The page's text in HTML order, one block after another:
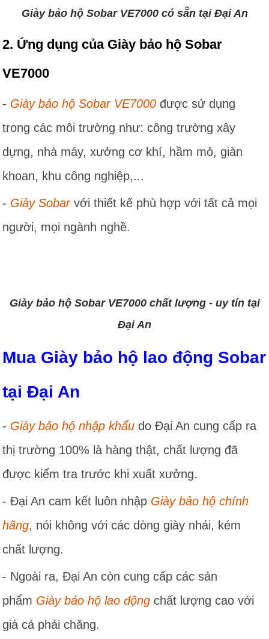
Giày bảo hộ Sobar VE7000 có sẵn tại Đại An
2. Ứng dụng của Giày bảo hộ Sobar
VE7000
- Giày bảo hộ Sobar VE7000 được sử dụng
trong các môi trường như: công trường xây
dựng, nhà máy, xưởng cơ khí, hầm mỏ, giàn
khoan, khu công nghiệp,...
- Giày Sobarvới thiết kế phù hợp với tất cả mọi
người, mọi ngành nghề.
Giày bảo hộ Sobar VE7000 chất lượng - uy tín tại
Đại An
Mua Giày bảo hộ lao động Sobar
tại Đại An
- Giày bảo hộ nhập khẩu do Đại An cung cấp ra
thị trường 100% là hàng thật, chất lượng đã
được kiểm tra trước khi xuất xưởng.
- Đại An cam kết luôn nhập Giày bảo hộ chính
hãng, nói không với các dòng giày nhái, kém
chất lượng.
- Ngoài ra, Đại An còn cung cấp các sản
phẩm Giày bảo hộ lao động chất lượng cao với
giá cả phải chăng.